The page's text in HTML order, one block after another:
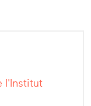
l'Institut